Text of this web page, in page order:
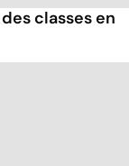
classes en